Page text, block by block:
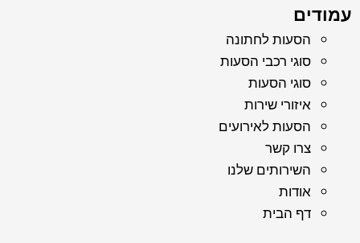
עמודים
הסעות לחתונה
סוגי רכבי הסעות
סוגי הסעות
איזורי שירות
הסעות לאירועים
צרו קשר
השירותים שלנו
אודות
דף הבית